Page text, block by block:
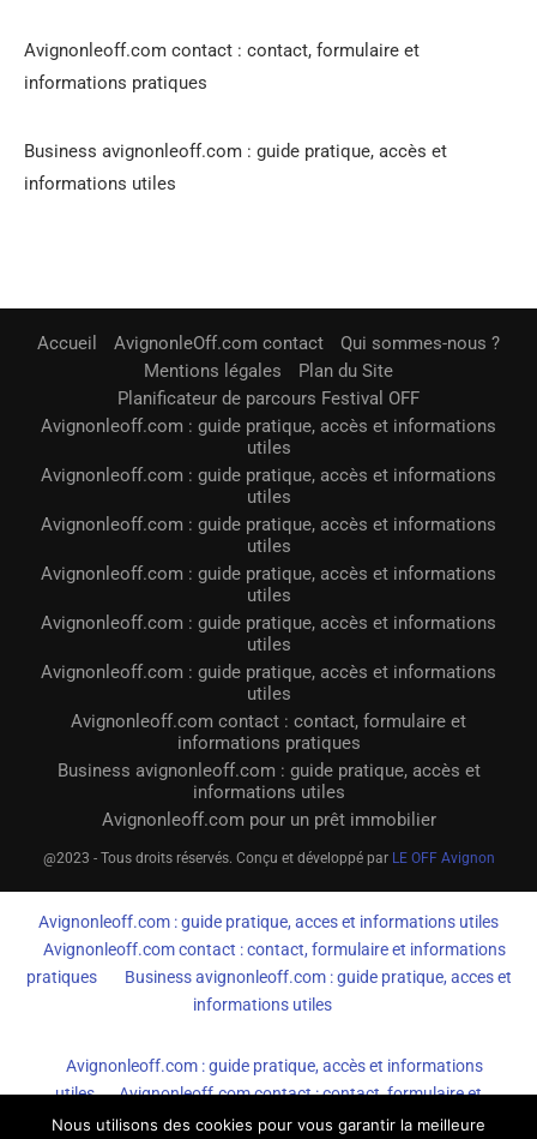
Avignonleoff.com contact : contact, formulaire et
informations pratiques
Business avignonleoff.com : guide pratique, accès et
informations utiles
Accueil AvignonleOff.com contact
Qui sommes-nous ?
Mentions légales
Plan du Site
Planificateur de parcours Festival OFF
Avignonleoff.com : guide pratique, accès et informations
utiles
Avignonleoff.com : guide pratique, accès et informations
utiles
Avignonleoff.com : guide pratique, accès et informations
utiles
Avignonleoff.com : guide pratique, accès et informations
utiles
Avignonleoff.com : guide pratique, accès et informations
utiles
Avignonleoff.com : guide pratique, accès et informations
utiles
Avignonleoff.com contact : contact, formulaire et
informations pratiques
Business avignonleoff.com : guide pratique, accès et
informations utiles
Avignonleoff.com pour un prêt immobilier
@2023 - Tous droits réservés. Conçu et développé par LE OFF Avignon
Avignonleoff.com : guide pratique, acces et informations utiles
Avignonleoff.com contact : contact, formulaire et informations
pratiques
Business avignonleoff.com : guide pratique, acces et
informations utiles
Avignonleoff.com : guide pratique, accès et informations
utiles
Avignonleoff.com contact : contact, formulaire et
informations pratiques
Business avignonleoff.com : guide
Nous utilisons des cookies pour vous garantir la meilleure